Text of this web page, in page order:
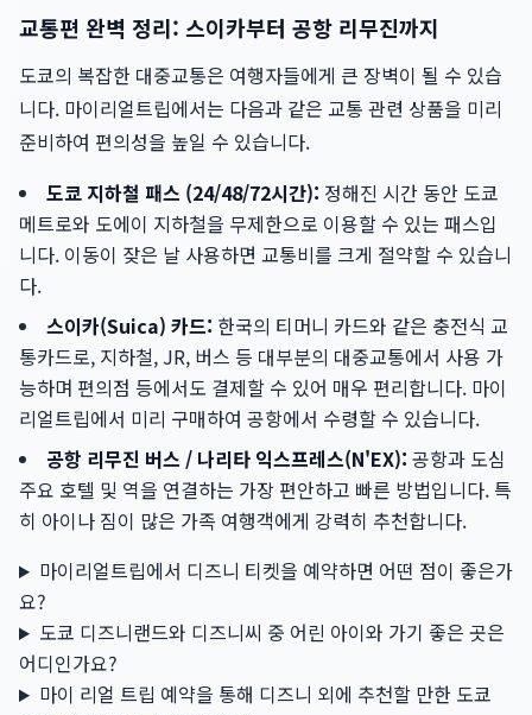
교통편 완벽 정리: 스이카부터 공항 리무진까지
도쿄의 복잡한 대중교통은 여행자들에게 큰 장벽이 될 수 있습
니다. 마이리얼트립에서는 다음과 같은 교통 관련 상품을 미리
준비하여 편의성을 높일 수 있습니다.
도쿄 지하철 패스 (24/48/72시간): 정해진 시간 동안 도쿄
메트로와 도에이 지하철을 무제한으로 이용할 수 있는 패스입
니다. 이동이 잦은 날 사용하면 교통비를 크게 절약할 수 있습니
다.
스이카(Suica) 카드: 한국의 티머니 카드와 같은 충전식 교
통카드로, 지하철, JR, 버스 등 대부분의 대중교통에서 사용 가
능하며 편의점 등에서도 결제할 수 있어 매우 편리합니다. 마이
리얼트립에서 미리 구매하여 공항에서 수령할 수 있습니다.
공항 리무진 버스 / 나리타 익스프레스(N'EX): 공항과 도심
주요 호텔 및 역을 연결하는 가장 편안하고 빠른 방법입니다. 특
히 아이나 짐이 많은 가족 여행객에게 강력히 추천합니다.
마이리얼트립에서 디즈니 티켓을 예약하면 어떤 점이 좋은가
요?
도쿄 디즈니랜드와 디즈니씨 중 어린 아이와 가기 좋은 곳은
어디인가요?
마이 리얼 트립 예약을 통해 디즈니 외에 추천할 만한 도쿄